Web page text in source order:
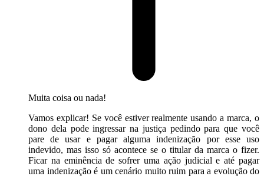
Muita coisa ou nada!
Vamos explicar! Se você estiver realmente usando a marca, o
dono dela pode ingressar na justiça pedindo para que você
pare de usar e pagar alguma indenização por esse uso
indevido, mas isso só acontece se o titular da marca o fizer.
Ficar na eminência de sofrer uma ação judicial e até pagar
uma indenização é um cenário muito ruim para a evolução do